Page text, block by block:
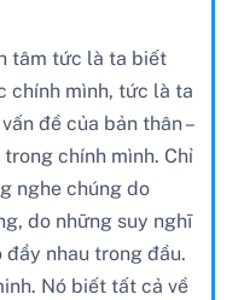
tâm tức là ta biết
chính mình, tức là ta
đề của bản thân –
chính mình. Chỉ
nghe chúng do
do những suy nghĩ
nhau trong đầu.
Nó biết tất cả về